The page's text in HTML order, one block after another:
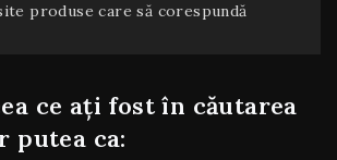
produse care să corespundă
ce ați fost în căutarea
putea ca: